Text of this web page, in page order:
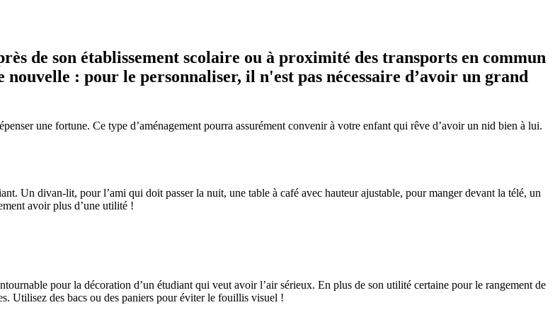
de son établissement scolaire ou à proximité des transports en commun
: pour le personnaliser, il n'est pas nécessaire d’avoir un grand
une fortune. Ce type d’aménagement pourra assurément convenir à votre enfant qui rêve d’avoir un nid bien à lui.
Un divan-lit, pour l’ami qui doit passer la nuit, une table à café avec hauteur ajustable, pour manger devant la télé, un
avoir plus d’une utilité !
pour la décoration d’un étudiant qui veut avoir l’air sérieux. En plus de son utilité certaine pour le rangement de
Utilisez des bacs ou des paniers pour éviter le fouillis visuel !